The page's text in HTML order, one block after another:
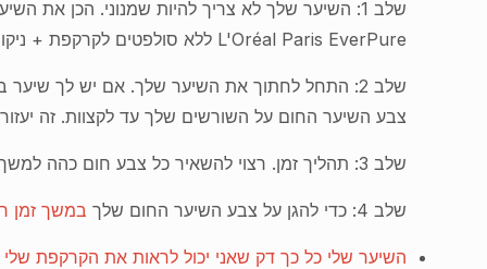
שלב 1: השיער שלך לא צריך להיות שמנוני. הכן
L'Oréal Paris EverPure ללא סולפטים לקרקפת + ניקוי רעלים. מרחי את L'Oréal Paris EverPure ללא סולפטים טיפוח קרקפת + מרכך ניקוי רעלים, לגדילים רכים.
שלב 2: התחל לחתוך את השיער שלך. אם יש לך
צבע השיער החום על השורשים שלך עד לקצוות. זה
שלב 3: תהליך זמן. רצוי להשאיר כל צבע חום כהה למשך שעה. זה יעזור לך להשיג צבע זה.
שלב 4: כדי להגן על צבע השיער החום שלך במשך זמן
השיער שלי כל כך דק שאני יכול לראות את הקרקפת